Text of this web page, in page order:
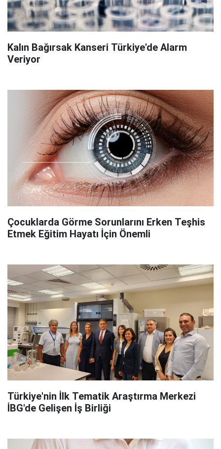
Kalın Bağırsak Kanseri Türkiye'de Alarm
Veriyor
Çocuklarda Görme Sorunlarını Erken Teşhis
Etmek Eğitim Hayatı İçin Önemli
Türkiye'nin İlk Tematik Araştırma Merkezi
İBG'de Gelişen İş Birliği